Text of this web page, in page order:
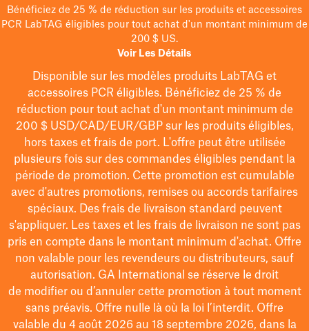
Bénéficiez de 25 % de réduction sur les produits et accessoires
PCR LabTAG éligibles pour tout achat d'un montant minimum de
200 $ US.
Voir Les Détails
Disponible sur les modèles produits LabTAG et
accessoires PCR éligibles. Bénéficiez de 25 % de
réduction pour tout achat d'un montant minimum de
200 $USD/CAD/EUR/GBPsur les produits éligibles,
hors taxes et frais de port. L'offre peut être utilisée
plusieurs fois sur des commandes éligibles pendant la
période de promotion. Cette promotion est cumulable
avec d'autres promotions, remises ou accords tarifaires
spéciaux. Des frais de livraison standard peuvent
s'appliquer. Les taxes et les frais de livraison ne sont pas
pris en compte dans le montant minimum d'achat. Offre
non valable pour les revendeurs ou distributeurs, sauf
autorisation. GA International se réserve le droit
de modifierou d’annuler cette promotion à tout moment
sans préavis. Offre nulle là où la loi l’interdit. Offre
valable du 4 août 2026 au 18 septembre 2026, dans la